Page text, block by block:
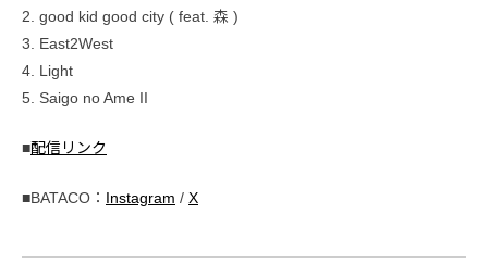
2. good kid good city ( feat. 森 )
3. East2West
4. Light
5. Saigo no Ame II
■配信リンク
■BATACO： Instagram / X